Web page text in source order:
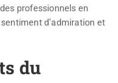
professionnels en
d’admiration et
du